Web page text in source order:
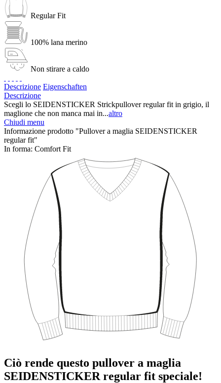
Regular Fit
100% lana merino
Non stirare a caldo
Descrizione Eigenschaften
Descrizione
Scegli lo SEIDENSTICKER Strickpullover regular fit in grigio, il
maglione che non manca mai in...altro
Chiudi menu
Informazione prodotto "Pullover a maglia SEIDENSTICKER
regular fit"
In forma: Comfort Fit
Ciò rende questo pullover a maglia
SEIDENSTICKER regular fit speciale!